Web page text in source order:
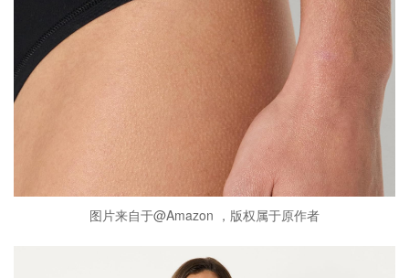
图片来自于@Amazon ，版权属于原作者